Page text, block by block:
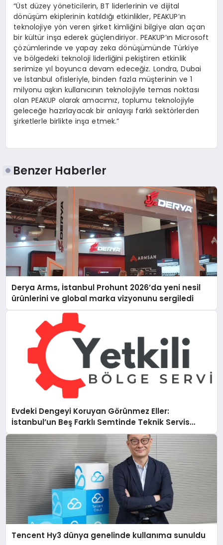
“Üst düzey yöneticilerin, BT liderlerinin ve dijital
dönüşüm ekiplerinin katıldığı etkinlikler, PEAKUP’ın
teknolojiye yön veren şirket kimliğini bilgiye alan açan
bir kültür inşa ederek güçlendiriyor. PEAKUP’ın Microsoft
çözümlerinde ve yapay zeka dönüşümünde Türkiye
ve bölgedeki teknoloji liderliğini pekiştiren etkinlik
serimize yıl boyunca devam edeceğiz. Londra, Dubai
ve İstanbul ofisleriyle, binden fazla müşterinin ve 1
milyonu aşkın kullanıcının teknolojiyle temas noktası
olan PEAKUP olarak amacımız, toplumu teknolojiyle
geleceğe hazırlayacak bir anlayışı farklı sektörlerden
şirketlerle birlikte inşa etmek.”
Benzer Haberler
Derya Arms, İstanbul Prohunt 2026’da yeni nesil
ürünlerini ve global marka vizyonunu sergiledi
Evdeki Dengeyi Koruyan Görünmez Eller:
İstanbul’un Beş Farklı Semtinde Teknik Servis
Gerçeği
Tencent Hy3 dünya genelinde kullanıma sunuldu